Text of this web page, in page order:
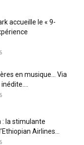
accueille le « 9-
en musique… Via
: la stimulante
Airlines...